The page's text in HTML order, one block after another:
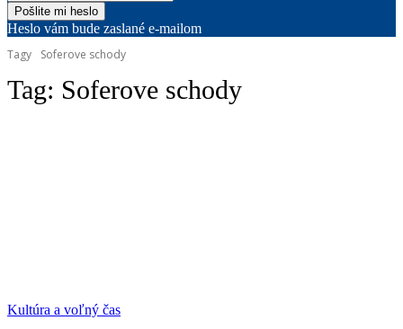
Heslo vám bude zaslané e-mailom
Tagy
Soferove schody
Tag: Soferove schody
Kultúra a voľný čas